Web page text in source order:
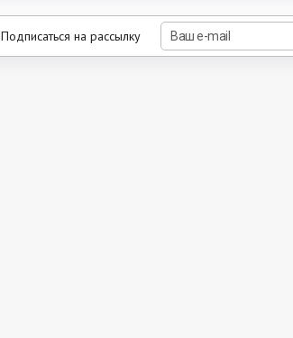
Подписаться на рассылку